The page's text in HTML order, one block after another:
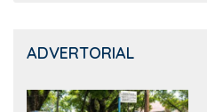
ADVERTORIAL